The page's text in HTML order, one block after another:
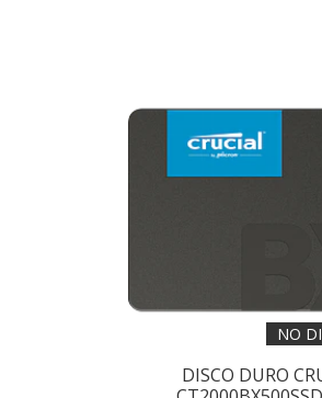
NO
DISCO DURO